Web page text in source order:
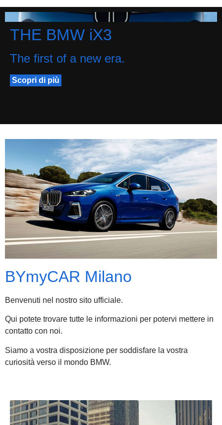
THE BMW iX3
The first of a new era.
Scopri di più
BYmyCAR Milano
Benvenuti nel nostro sito ufficiale.
Qui potete trovare tutte le informazioni per potervi mettere in
contatto con noi.
Siamo a vostra disposizione per soddisfare la vostra
curiosità verso il mondo BMW.